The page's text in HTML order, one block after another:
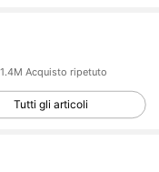
1.4M Acquisto ripetuto
Tutti gli articoli